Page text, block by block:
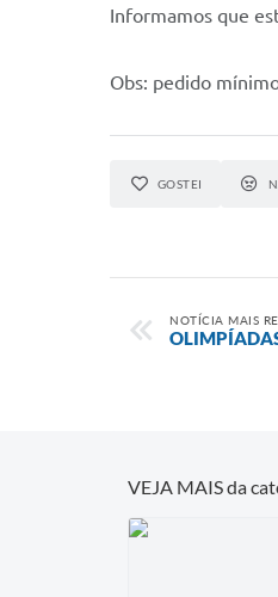
Informamos que
Obs: pedido
GOSTEI
NOTÍCIA MAIS
VEJA MAIS da